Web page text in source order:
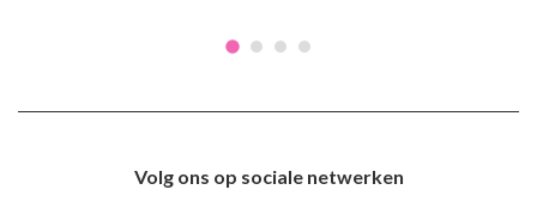
Volg ons op sociale netwerken